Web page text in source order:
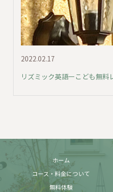
2022.02.17
リズミック英語ーこども無料
ホーム
コース・料金について
無料体験